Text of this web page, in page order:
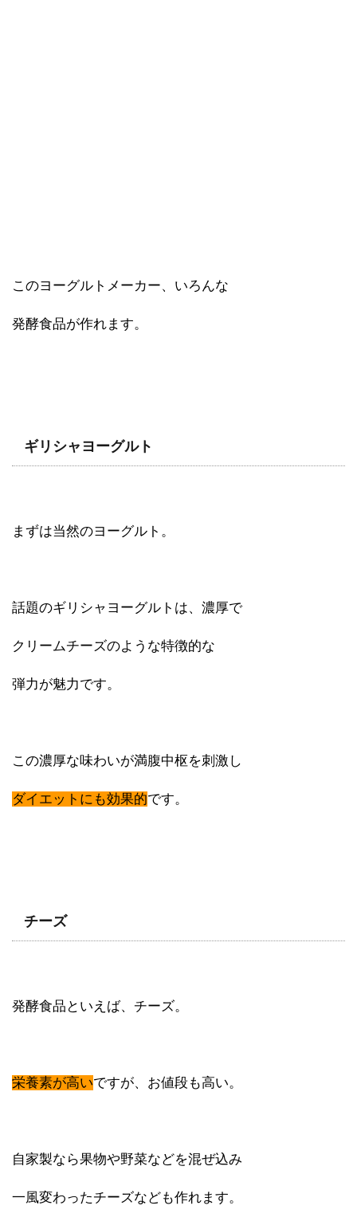
このヨーグルトメーカー、いろんな
発酵食品が作れます。
ギリシャヨーグルト
まずは当然のヨーグルト。
話題のギリシャヨーグルトは、濃厚で
クリームチーズのような特徴的な
弾力が魅力です。
この濃厚な味わいが満腹中枢を刺激し
ダイエットにも効果的です。
チーズ
発酵食品といえば、チーズ。
栄養素が高いですが、お値段も高い。
自家製なら果物や野菜などを混ぜ込み
一風変わったチーズなども作れます。